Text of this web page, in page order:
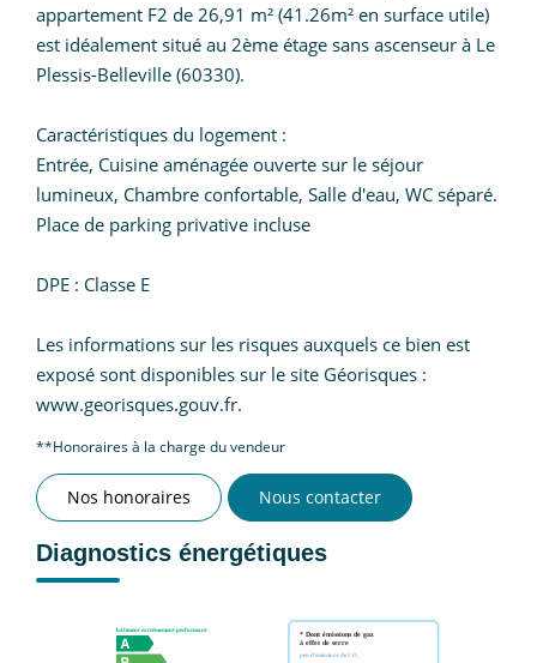
appartement F2 de 26,91 m² (41.26m² en surface utile)
est idéalement situé au 2ème étage sans ascenseur à Le
Plessis-Belleville (60330).
Caractéristiques du logement :
Entrée, Cuisine aménagée ouverte sur le séjour
lumineux, Chambre confortable, Salle d'eau, WC séparé.
Place de parking privative incluse
DPE : Classe E
Les informations sur les risques auxquels ce bien est
exposé sont disponibles sur le site Géorisques :
www.georisques.gouv.fr.
**Honoraires à la charge du vendeur
Nos honoraires Nous contacter
Diagnostics énergétiques